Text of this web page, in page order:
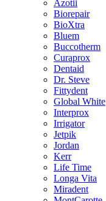
Azotii
Biorepair
BioXtra
Bluem
Buccotherm
Curaprox
Dentaid
Dr. Steve
Fittydent
Global White
Interprox
Irrigator
Jetpik
Jordan
Kerr
Life Time
Longa Vita
Miradent